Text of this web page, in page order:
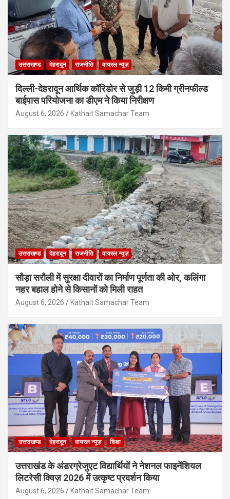
उत्तराखण्ड देहरादून राजनीति वायरल न्यूज़
दिल्ली-देहरादून आर्थिक कॉरिडोर से जुड़ी 12 किमी ग्रीनफील्ड
बाईपास परियोजना का डीएम ने किया निरीक्षण
August 6, 2026 Kathait Samachar Team
उत्तराखण्ड देहरादून राजनीति वायरल न्यूज़
सौड़ा सरौली में सुरक्षा दीवारों का निर्माण पूर्णता की ओर, कलिंगा
नहर बहाल होने से किसानों को मिली राहत
August 6, 2026 Kathait Samachar Team
उत्तराखण्ड देहरादून वायरल न्यूज़ शिक्षा
उत्तराखंड के अंडरग्रेजुएट विद्यार्थियों ने नेशनल फाइनेंशियल
लिटरेसी क्विज़ 2026 में उत्कृष्ट प्रदर्शन किया
August 6, 2026 Kathait Samachar Team